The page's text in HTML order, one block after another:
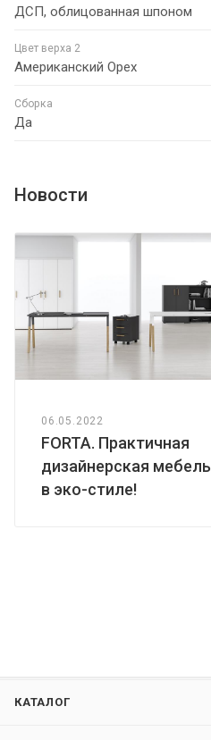
ДСП, облицованная шпоном
Цвет верха 2
Американский Орех
Сборка
Да
Новости
06.05.2022
FORTA. Практичная
дизайнерская мебель
в эко-стиле!
КАТАЛОГ